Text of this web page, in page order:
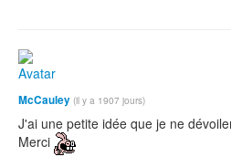
McCauley (il y a 1907 jours)
J'ai une petite idée que je ne
Merci